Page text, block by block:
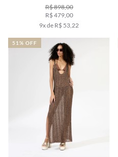
R$ 898,00
R$ 479,00
9x de R$ 53,22
51% OFF